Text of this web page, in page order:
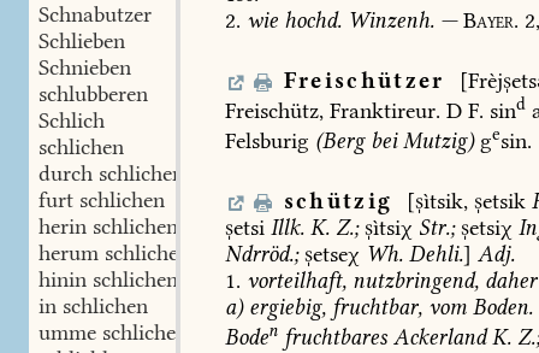
Schnabutzer
Schlieben
Schnieben
schlubberen
Schlich
schlichen
durch schlichen
furt schlichen
herin schlichen
herum schlichen
hinin schlichen
in schlichen
umme schlichen
2. wie hochd. Winzenh. — Bayer.
Freischützer
Freischütz, Franktireur. D F. sind
Felsburig (Bergbei Mutzig)gesin.
schützig [ìtsik, etsik
etsi Illk. K. Z.;ìtsiχ Str.;etsiχ
Ndrröd.;etseχ Wh. Dehli.] Adj.
1. vorteilhaft, nutzbringend, daher
a) ergiebig, fruchtbar, vom Boden.
Boden fruchtbares Ackerland K. Z.